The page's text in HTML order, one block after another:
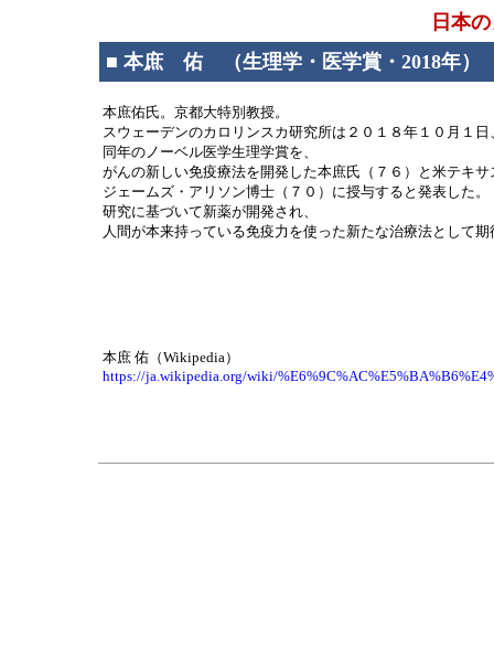
日本
■ 本庶 佑 （生理学・医学賞・2018年）
本庶佑氏。京都大特別教授。
スウェーデンのカロリンスカ研究所は２０１８年１０月１日
同年のノーベル医学生理学賞を、
がんの新しい免疫療法を開発した本庶氏（７６）と米テキサ
ジェームズ・アリソン博士（７０）に授与すると発表した。
研究に基づいて新薬が開発され、
人間が本来持っている免疫力を使った新たな治療法として
本庶 佑（Wikipedia）
https://ja.wikipedia.org/wiki/